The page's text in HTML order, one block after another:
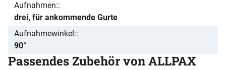
Aufnahmen:
drei, für ankommende Gurte
Aufnahmewinkel:
90°
Passendes Zubehör von ALLPAX